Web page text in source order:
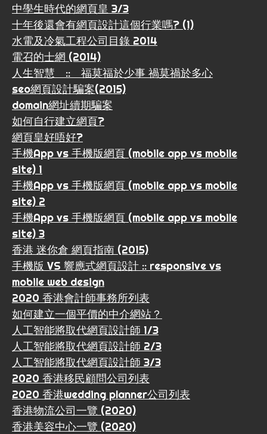
中學生時代的網頁皇 3/3
十年後還會有網頁設計這個行業嗎? (1)
水電及冷氣工程公司目錄 2014
電召的士網 (2014)
人生智慧 :: 福莫福於少事 禍莫禍於多心
seo網頁設計騙案(2015)
domain網址續期騙案
如何自行建立網頁?
網頁皇好唔好?
手機App vs 手機版網頁 (mobile app vs mobile
site) 1
手機App vs 手機版網頁 (mobile app vs mobile
site) 2
手機App vs 手機版網頁 (mobile app vs mobile
site) 3
香港 迷你倉 網頁指南 (2015)
手機版 VS 響應式網頁設計 :: responsive vs
mobile web design
2020 香港會計師事務所列表
如何建立一個平價的中介網站？
人工智能將取代網頁設計師 1/3
人工智能將取代網頁設計師 2/3
人工智能將取代網頁設計師 3/3
2020 香港移民顧問公司列表
2020 香港wedding planner公司列表
香港物流公司一覽 (2020)
香港美容中心一覽 (2020)